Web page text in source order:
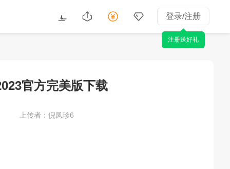
登录/注册
注册送好礼
官方完美版下载
上传者：倪凤珍6